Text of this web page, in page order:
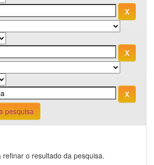
pesquisa
refinar o resultado da pesquisa.